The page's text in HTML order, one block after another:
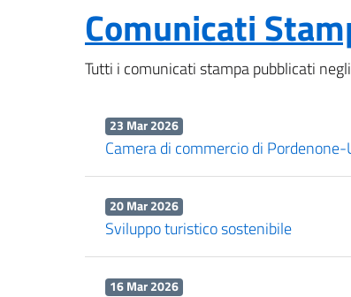
Comunicati
Tutti i comunicati stampa pubblicati
23 Mar 2026
Camera di commercio di
20 Mar 2026
Sviluppo turistico sostenibile
16 Mar 2026